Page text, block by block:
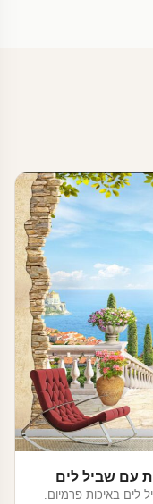
עם שביל לים
באיכות פרמיום.